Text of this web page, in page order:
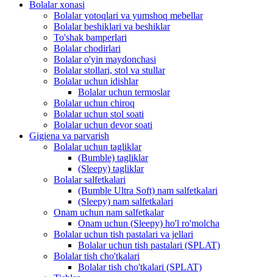
Bolalar xonasi
Bolalar yotoqlari va yumshoq mebellar
Bolalar beshiklari va beshiklar
To'shak bamperlari
Bolalar chodirlari
Bolalar o'yin maydonchasi
Bolalar stollari, stol va stullar
Bolalar uchun idishlar
Bolalar uchun termoslar
Bolalar uchun chiroq
Bolalar uchun stol soati
Bolalar uchun devor soati
Gigiena va parvarish
Bolalar uchun tagliklar
(Bumble) tagliklar
(Sleepy) tagliklar
Bolalar salfetkalari
(Bumble Ultra Soft) nam salfetkalari
(Sleepy) nam salfetkalari
Onam uchun nam salfetkalar
Onam uchun (Sleepy) ho'l ro'molcha
Bolalar uchun tish pastalari va jellari
Bolalar uchun tish pastalari (SPLAT)
Bolalar tish cho'tkalari
Bolalar tish cho'tkalari (SPLAT)